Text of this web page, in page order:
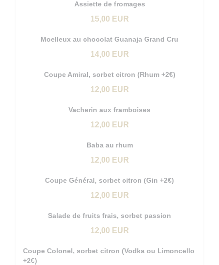
Assiette de fromages
15,00 EUR
Moelleux au chocolat Guanaja Grand Cru
14,00 EUR
Coupe Amiral, sorbet citron (Rhum +2€)
12,00 EUR
Vacherin aux framboises
12,00 EUR
Baba au rhum
12,00 EUR
Coupe Général, sorbet citron (Gin +2€)
12,00 EUR
Salade de fruits frais, sorbet passion
12,00 EUR
Coupe Colonel, sorbet citron (Vodka ou Limoncello
+2€)